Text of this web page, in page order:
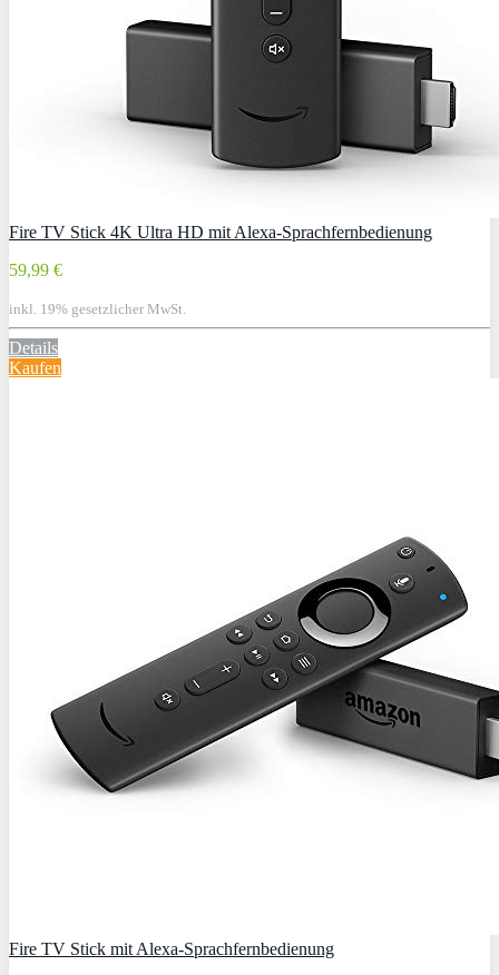
Fire TV Stick 4K Ultra HD mit Alexa-Sprachfernbedienung
59,99 €
inkl. 19% gesetzlicher MwSt.
Details
Kaufen
Fire TV Stick mit Alexa-Sprachfernbedienung